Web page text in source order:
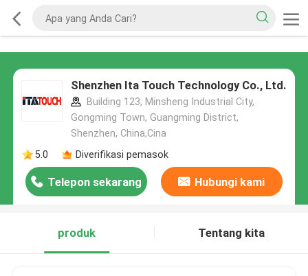
Shenzhen Ita Touch Technology Co., Ltd.
Building 123, Minsheng Industrial City,
Gongming Town, Guangming District,
Shenzhen, China,Cina
5.0
Diverifikasi pemasok
Telepon sekarang Hubungi kami
produk Tentang kita